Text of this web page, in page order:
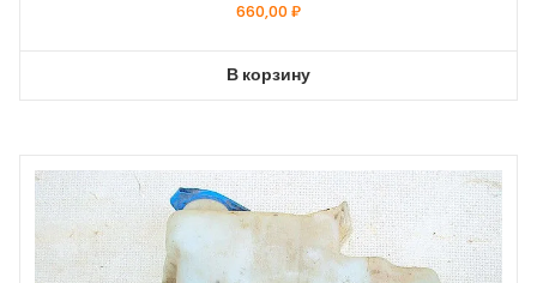
660,00₽
В корзину